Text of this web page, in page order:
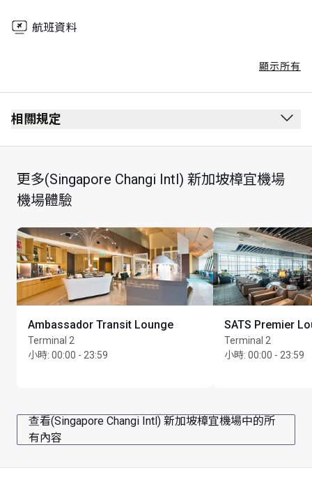
航班資料
顯示所有
相關規定
最長逗留時間：3 小時
更多(Singapore Changi Intl) 新加坡樟宜機場
機場體驗
Ambassador Transit Lounge
Terminal 2
小時: 00:00 - 23:59
SATS Premier
Terminal 2
小時: 00:00 - 23:59
查看(Singapore Changi Intl) 新加坡樟宜機場中的所
有內容